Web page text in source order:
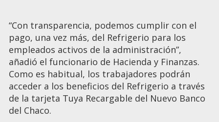
“Con transparencia, podemos cumplir con el
pago, una vez más, del Refrigerio para los
empleados activos de la administración”,
añadió el funcionario de Hacienda y Finanzas.
Como es habitual, los trabajadores podrán
acceder a los beneficios del Refrigerio a través
de la tarjeta Tuya Recargable del Nuevo Banco
del Chaco.